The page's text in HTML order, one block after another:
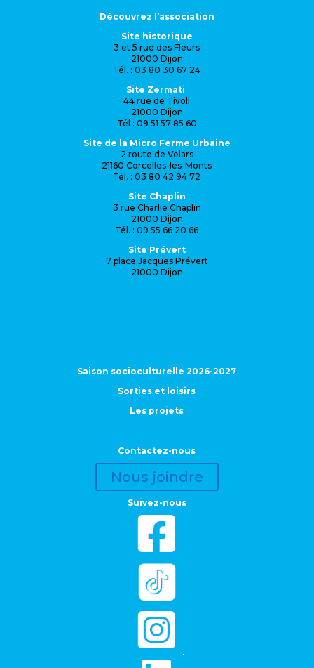
Découvrez l’association
Site historique
3 et 5 rue des Fleurs
21000 Dijon
Tél. : 03 80 30 67 24
Site Zermati
44 rue de Tivoli
21000 Dijon
Tél : 09 51 57 85 60
Site de la Micro Ferme Urbaine
2 route de Velars
21160 Corcelles-les-Monts
Tél. : 03 80 42 94 72
Site Chaplin
3 rue Charlie Chaplin
21000 Dijon
Tél. : 09 55 66 20 66
Site Prévert
7 place Jacques Prévert
21000 Dijon
Saison socioculturelle 2026-2027
Sorties et loisirs
Les projets
Contactez-nous
Nous joindre
Suivez-nous